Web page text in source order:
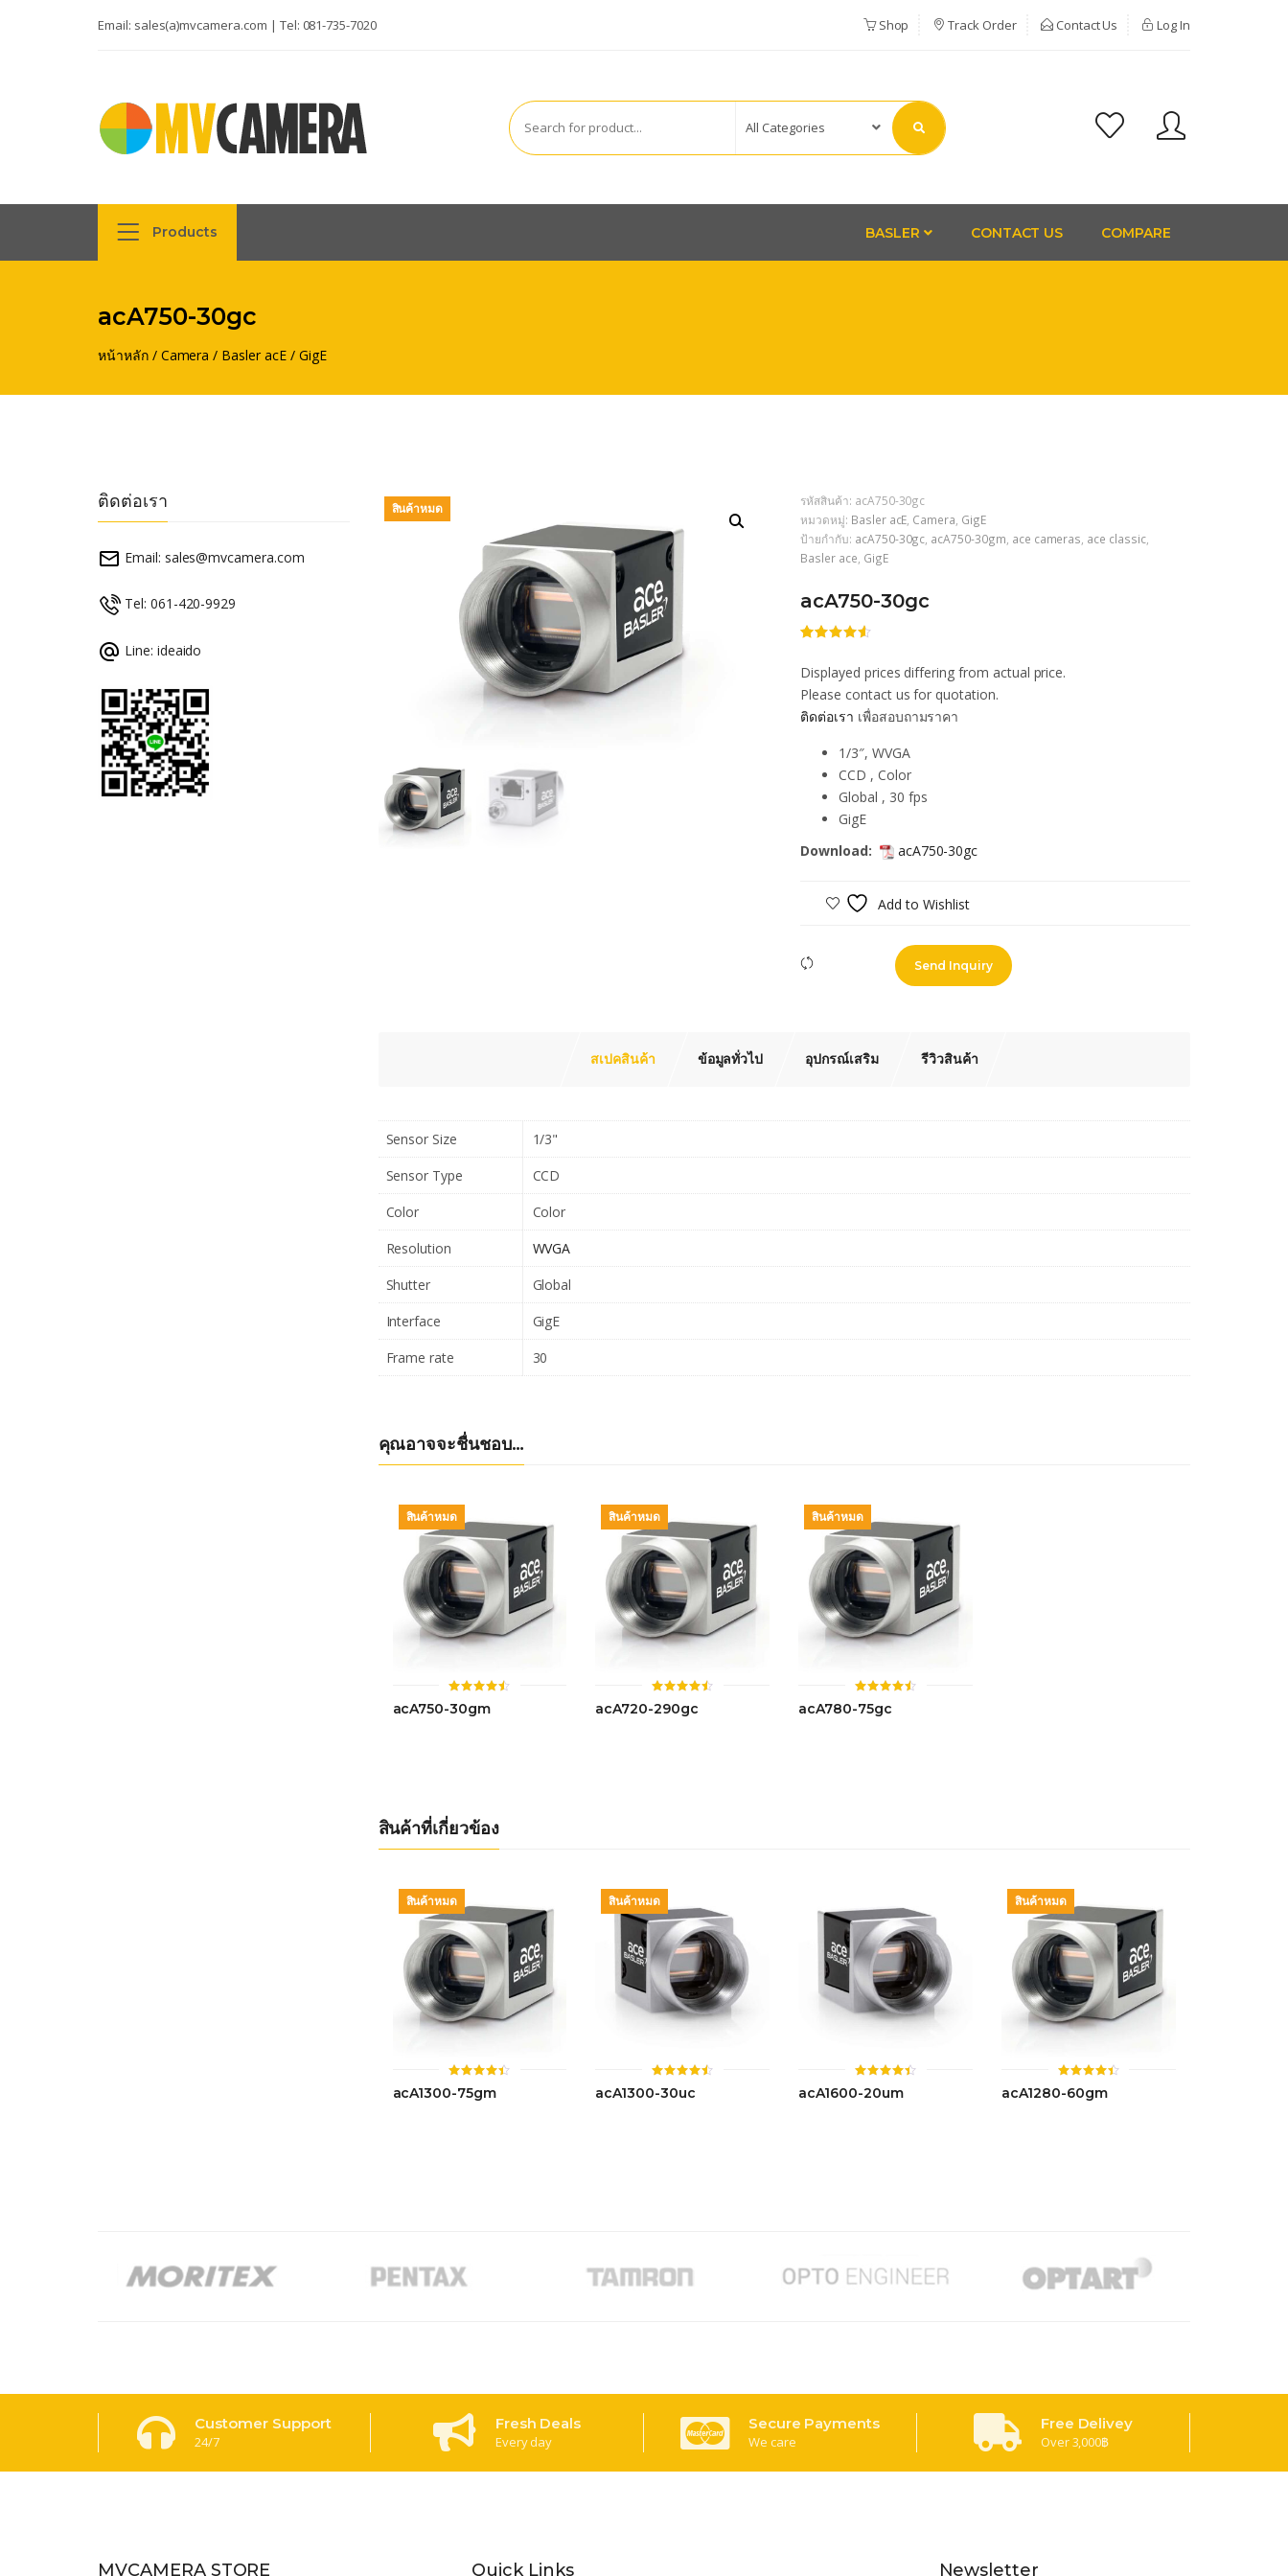
Email: sales(a)mvcamera.com | Tel: 081-735-7020 Shop Track Order Contact Us Log In
Products BASLER CONTACT US COMPARE
acA750-30gc
หน้าหลัก/ Camera / Basler acE/ GigE
ติดต่อเรา
Email: sales@mvcamera.com
Tel: 061-420-9929
Line: ideaido
สินค้าหมด รหัสสินค้า: acA750-30gc
หมวดหมู่: Basler acE Camera GigE
ป้ายกำกับ: acA750-30gc acA750-30gm ace cameras ace classic,
Basler ace GigE
acA750-30gc
คะแนน
4.46จาก
5 คะแนน
การให้
ของลูกค้า
Displayed prices differing from actual price.
Please contact us for quotation.
ติดต่อเรา เพื่อสอบถามราคา
1/3″, WVGA
CCD , Color
Global , 30 fps
GigE
Download:
acA750-30gc
Add to Wishlist
Send Inquiry
สเปคสินค้า ข้อมูลทั่วไป อุปกรณ์เสริม รีวิวสินค้า
Sensor Size
1/3"
Sensor Type
CCD
Color
Color
Resolution
WVGA
Shutter
Global
Interface
GigE
Frame rate
30
คุณอาจจะชื่นชอบ…
สินค้าหมด
คะแนน
acA750-30gm
สินค้าหมด
ให้
คะแนน
acA720-290gc
สินค้าหมด
คะแนน
acA780-75gc
สินค้าที่เกี่ยวข้อง
สินค้าหมด
ให้
คะแนน
acA1300-75gm
สินค้าหมด
ให้
คะแนน
acA1300-30uc
ให้
คะแนน
acA1600-20um
สินค้าหมด
ให้
คะแนน
acA1280-60gm
Customer Support
24/7
Fresh Deals
Every day
Secure Payments
We care
Free Delivey
Over 3,000฿
MVCAMERA STORE Quick Links Newsletter